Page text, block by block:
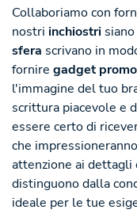
Collaboriamo con
nostri inchiostri
sfera scrivano in
fornire gadget
l'immagine del tuo
scrittura piacevole e
essere certo di
che
attenzione ai dettagli
distinguono dalla
ideale per le tue